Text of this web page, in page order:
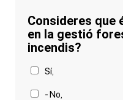
Consideres que
en la gestió
incendis?
Sí,
- No,